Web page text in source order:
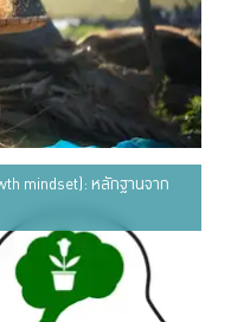
mindset): หลักฐานจาก